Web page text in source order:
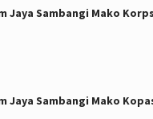
Jaya Sambangi Mako
Jaya Sambangi Mako